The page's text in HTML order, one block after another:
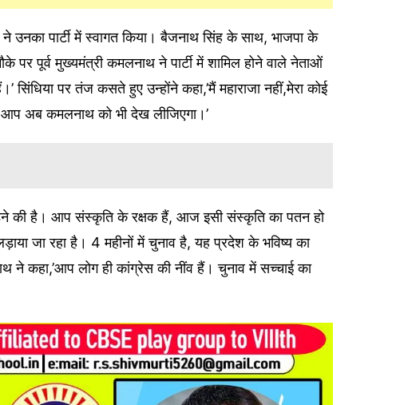
पार्टी में स्वागत किया। बैजनाथ सिंह के साथ, भाजपा के
पर पूर्व मुख्यमंत्री कमलनाथ ने पार्टी में शामिल होने वाले नेताओं
पर तंज कसते हुए उन्होंने कहा,’मैं महाराजा नहीं,मेरा कोई
अब कमलनाथ को भी देख लीजिएगा।’
की है। आप संस्कृति के रक्षक हैं, आज इसी संस्कृति का पतन हो
जा रहा है। 4 महीनों में चुनाव है, यह प्रदेश के भविष्य का
ने कहा,’आप लोग ही कांग्रेस की नींव हैं। चुनाव में सच्चाई का